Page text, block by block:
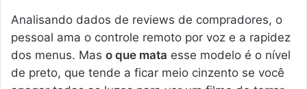
Analisando dados de reviews de compradores, o
pessoal ama o controle remoto por voz e a rapidez
dos menus. Mas o que mata esse modelo é o nível
de preto, que tende a ficar meio cinzento se você